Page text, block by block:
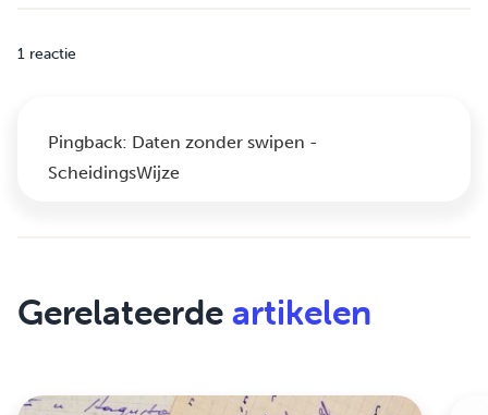
1 reactie
Pingback: Daten zonder swipen -
ScheidingsWijze
Gerelateerde artikelen